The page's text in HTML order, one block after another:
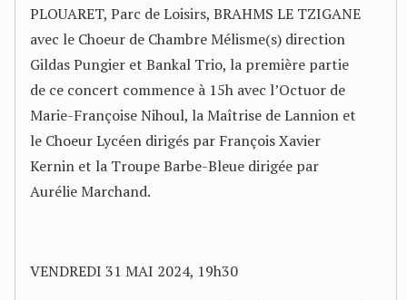
PLOUARET, Parc de Loisirs, BRAHMS LE TZIGANE
avec le Choeur de Chambre Mélisme(s) direction
Gildas Pungier et Bankal Trio, la première partie
de ce concert commence à 15h avec l’Octuor de
Marie-Françoise Nihoul, la Maîtrise de Lannion et
le Choeur Lycéen dirigés par François Xavier
Kernin et la Troupe Barbe-Bleue dirigée par
Aurélie Marchand.
VENDREDI 31 MAI 2024, 19h30